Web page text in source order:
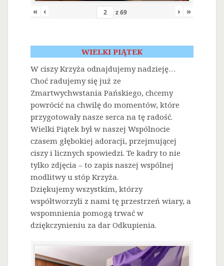
« ‹ z69 › »
WIELKI PIĄTEK
W ciszy Krzyża odnajdujemy nadzieję…
Choć radujemy się już ze
Zmartwychwstania Pańskiego, chcemy
powrócić na chwilę do momentów, które
przygotowały nasze serca na tę radość.
Wielki Piątek był w naszej Wspólnocie
czasem głębokiej adoracji, przejmującej
ciszy i licznych spowiedzi. Te kadry to nie
tylko zdjęcia – to zapis naszej wspólnej
modlitwy u stóp Krzyża.
Dziękujemy wszystkim, którzy
współtworzyli z nami tę przestrzeń wiary, a
wspomnienia pomogą trwać w
dziękczynieniu za dar Odkupienia.